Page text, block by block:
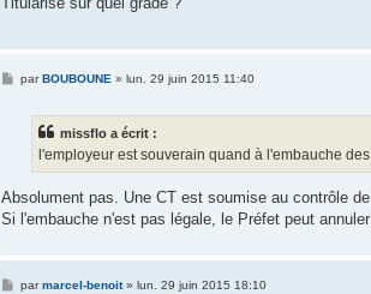
Mpar BOUBOUNE» lun. 29 juin 2015 11:40
missflo a écrit :
l'employeur est souverain quand à l'embauche
Absolument pas. Une CT est soumise au contrôle
Si l'embauche n'est pas légale, le Préfet peut
Mparmarcel-benoit» lun. 29 juin 2015 18:10